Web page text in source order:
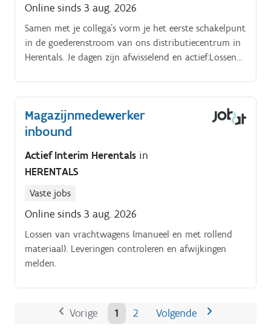
Online sinds 3 aug. 2026
Samen met je collega’s vorm je het eerste schakelpunt
in de goederenstroom van ons distributiecentrum in
Herentals. Je dagen zijn afwisselend en actief:Lossen
materiaal.
Magazijnmedewerker
inbound
Actief Interim Herentals in
HERENTALS
Vaste jobs
Online sinds 3 aug. 2026
Lossen van vrachtwagens (manueel en met rollend
materiaal). Leveringen controleren en afwijkingen
melden.
Vorige 1 2 Volgende